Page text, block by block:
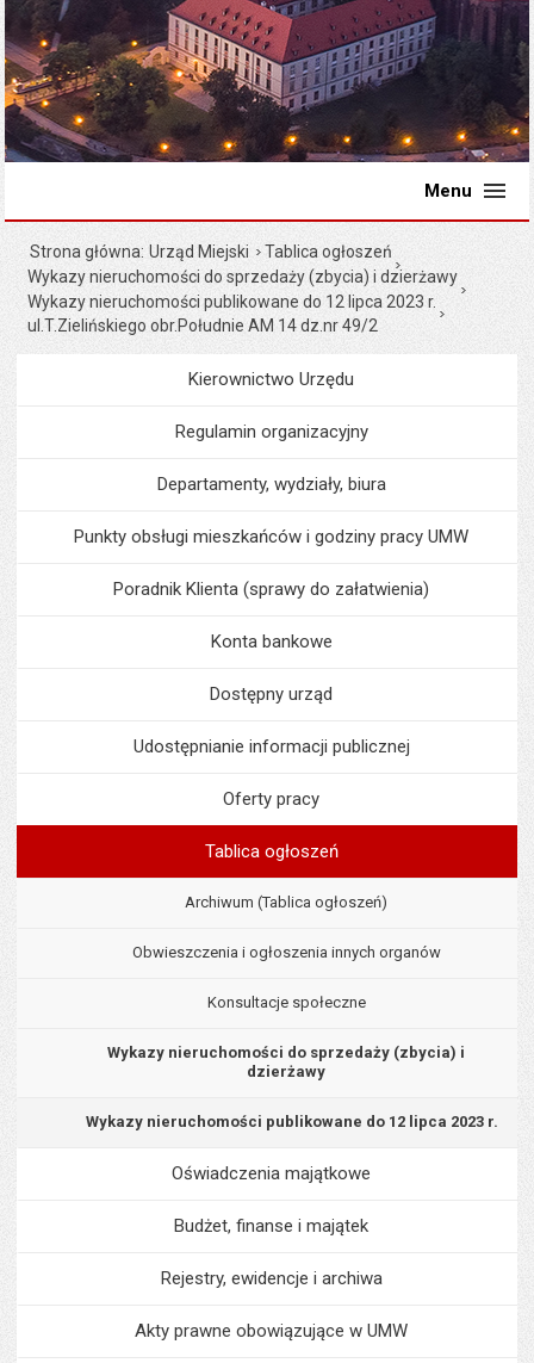
Menu
Strona główna Urząd Miejski
Tablica ogłoszeń
Wykazy nieruchomości do sprzedaży (zbycia) i dzierżawy
Wykazy nieruchomości publikowane do 12 lipca 2023 r.
ul.T.Zielińskiego obr.Południe AM 14 dz.nr 49/2
MenuUrząd Miejski
Kierownictwo Urzędu
Regulamin organizacyjny
Departamenty, wydziały, biura
Punkty obsługi mieszkańców i godziny pracy UMW
Poradnik Klienta (sprawy do załatwienia)
Konta bankowe
Dostępny urząd
Udostępnianie informacji publicznej
Oferty pracy
Tablica ogłoszeń
Archiwum (Tablica ogłoszeń)
Obwieszczenia i ogłoszenia innych organów
Konsultacje społeczne
Wykazy nieruchomości do sprzedaży (zbycia) i
dzierżawy
Wykazy nieruchomości publikowane do 12 lipca 2023 r.
Oświadczenia majątkowe
Budżet, finanse i majątek
Rejestry, ewidencje i archiwa
Akty prawne obowiązujące w UMW